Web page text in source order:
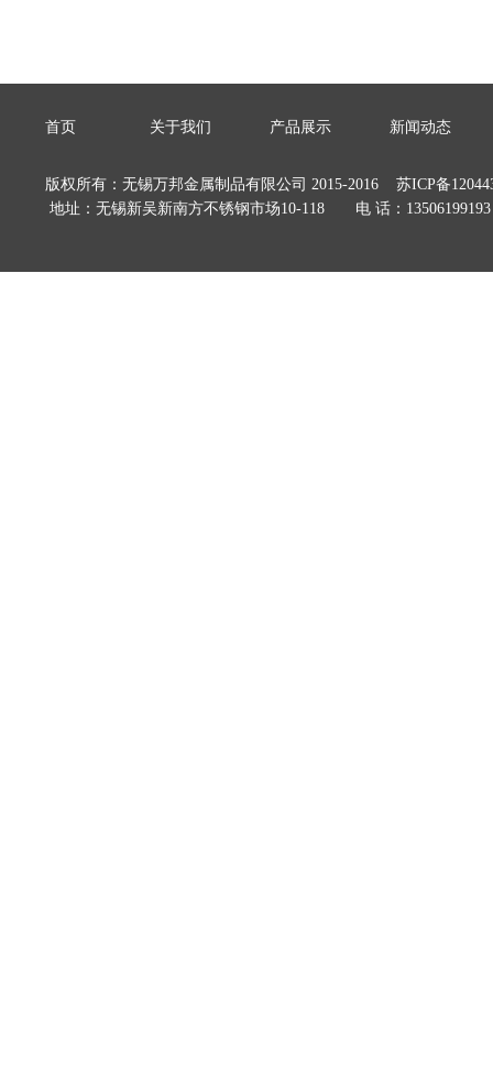
首页 关于我们 产品展示 新闻动态
版权所有：无锡万邦金属制品有限公司 2015-2016 苏ICP备
地址：无锡新吴新南方不锈钢市场10-118 电 话：